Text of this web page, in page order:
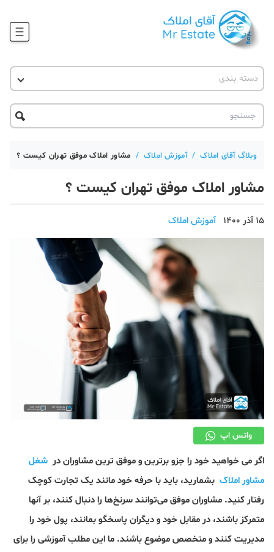
آموزش املاک
حقوقی
آکادمی
دسته بندی
آقای مشاور املاک
آکادمی آقای املاک
آموزش املاک
آموزش پلتفرم آقای املاک
اخبار مسکن
حقوقی
صنعت ساختمان
محله گردی
همایش و نمایشگاه
وبلاگ آقای املاک / آموزش املاک / مشاور املاک موفق تهران کیست ؟
مشاور املاک موفق تهران کیست ؟
15 آذر 1400 آموزش املاک
واتس اپ
اگر می خواهید خود را جزو برترین و موفق ترین مشاوران در شغل
مشاور املاک بشمارید، باید با حرفه خود مانند یک تجارت کوچک
رفتار کنید. مشاوران موفق می‌توانند سرنخ‌ها را دنبال کنند، بر آنها
متمرکز باشند، در مقابل خود و دیگران پاسخگو بمانند، پول خود را
مدیریت کنند و متخصص موضوع باشند. ما این مطلب آموزشی را برای